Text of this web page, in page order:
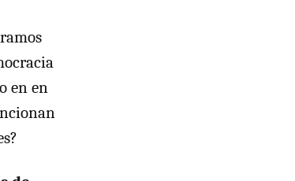
en en